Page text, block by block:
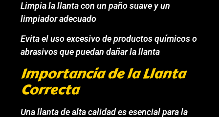
Limpia la llanta con un paño suave y un
limpiador adecuado
Evita el uso excesivo de productos químicos o
abrasivos que puedan dañar la llanta
Importancia de la Llanta
Correcta
Una llanta de alta calidad es esencial para la